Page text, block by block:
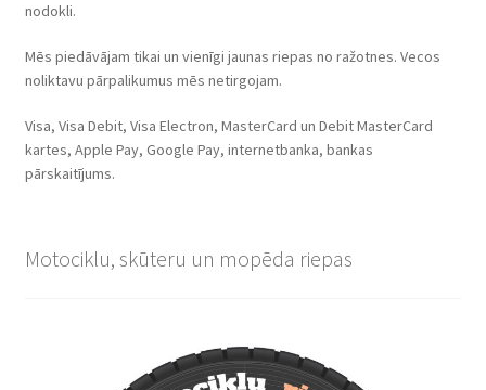
nodokli.
Mēs piedāvājam tikai un vienīgi jaunas riepas no ražotnes. Vecos
noliktavu pārpalikumus mēs netirgojam.
Visa, Visa Debit, Visa Electron, MasterCard un Debit MasterCard
kartes, Apple Pay, Google Pay, internetbanka, bankas
pārskaitījums.
Motociklu, skūteru un mopēda riepas